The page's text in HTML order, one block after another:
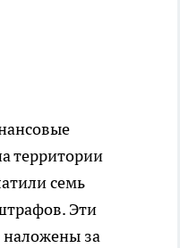
территории
семь
Эти
за